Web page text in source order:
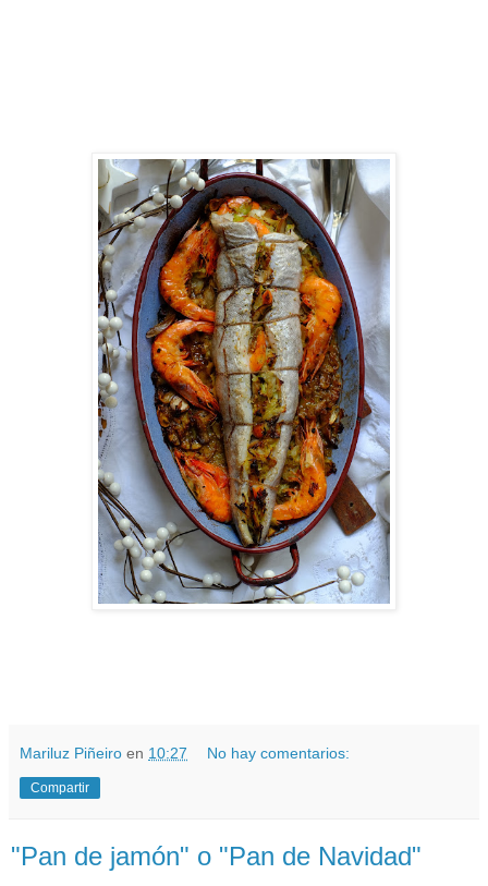
Mariluz Piñeiro en 10:27 No hay comentarios:
Compartir
"Pan de jamón" o "Pan de Navidad"